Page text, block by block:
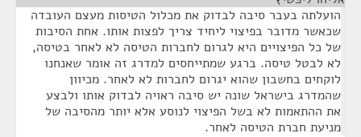
הועלתה בעבר סיבה לבדוק את מכלול הטיסות מעצם העובדה
שכאשר מדובר בפיצוי ליחיד צריך לפצות אותו. אחת הסיבות
של כל הפיצויים היא לגרום לחברות הטיסה לא לאחר בטיסה,
לא לבטל טיסה. ברגע שמתייחסים למדרג זה אומר שאנחנו
לוקחים בחשבון שהוא יגרום לחברות לא לאחר. מכיוון
שהמדרג בישראל שונה יש סיבה ראויה לבדוק אותו ולבצע
את ההתאמות לא בשל הפיצוי לנוסע אלא יותר מהסיבה של
מניעת חברת הטיסה לאחר.